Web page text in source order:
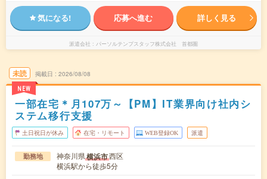
気になる! 応募へ進む 詳しく見る
派遣会社 パーソルテンプスタッフ株式会社 首都圏
未読
NEW
掲載日 2026/08/08
一部在宅＊月107万～【PM】IT業界向け社内シ
ステム移行支援
土日祝日が休み 在宅・リモート WEB登録OK 派遣
勤務地 神奈川県横浜市西区
横浜駅から徒歩5分